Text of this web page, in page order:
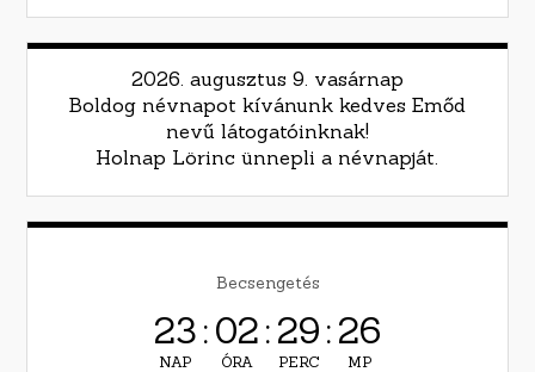
2026. augusztus 9. vasárnap
Boldog névnapot kívánunk kedves Emőd
nevű látogatóinknak!
Holnap Lörinc ünnepli a névnapját.
Becsengetés
23
NAP
:02
ÓRA
:29
PERC
:26
MP